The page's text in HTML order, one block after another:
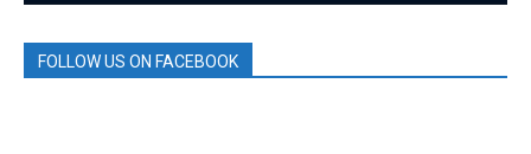
FOLLOW US ON FACEBOOK